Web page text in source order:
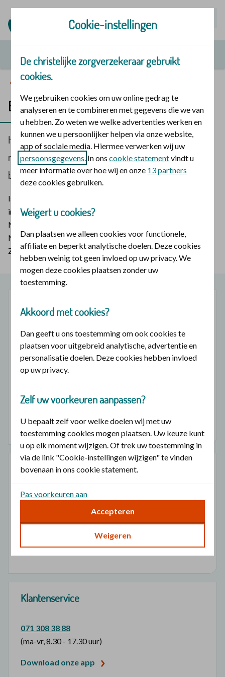
Service en contact
Betalingsregeling aanvragen
Heeft u dit jaar een betalingsregeling gehad die niet is
nagekomen? Dan kunt u een jaar lang geen nieuwe
betalingsregeling afspreken.
Is uw betalingsachterstand overgenomen door een
incassobureau of overgedragen aan het Zorginstituut
Nederland (ZiNL)?
Neem dan contact op met uw incassobureau of het
Zorginstituut.
Veranderen
Geboorte
Overlijden
Samenwonen of trouwen
Alle veranderingen
Zorgpas
Zorg
Zorgverlener met contract vinden
Christelijke zorgverlener vinden
Tarieven niet-gecontracteerde zorg
Inkoopbeleid voor zorgaanbieders
Klantenservice
071 308 38 88
(ma-vr, 8.30 - 17.30 uur)
Download onze app
Cookie-instellingen
De christelijke zorgverzekeraar gebruikt
cookies.
We gebruiken cookies om uw online gedrag te
analyseren en te combineren met gegevens die we van
u hebben. Zo weten we welke advertenties werken en
kunnen we u persoonlijker helpen via onze website,
app of sociale media. Hiermee verwerken wij uw
persoonsgegevens. In onscookie statementvindt u
meer informatie over hoe wij en onze 13 partners
deze cookies gebruiken.
Weigert u cookies?
Dan plaatsen we alleen cookies voor functionele,
affiliate en beperkt analytische doelen. Deze cookies
hebben weinig tot geen invloed op uw privacy. We
mogen deze cookies plaatsen zonder uw
toestemming.
Akkoord met cookies?
Dan geeft u ons toestemming om ook cookies te
plaatsen voor uitgebreid analytische, advertentie en
personalisatie doelen. Deze cookies hebben invloed
op uw privacy.
Zelf uw voorkeuren aanpassen?
U bepaalt zelf voor welke doelen wij met uw
toestemming cookies mogen plaatsen. Uw keuze kunt
u op elk moment wijzigen. Of trek uw toestemming in
via de link "Cookie-instellingen wijzigen" te vinden
bovenaan in ons cookie statement.
Pas voorkeuren aan
Accepteren
Weigeren